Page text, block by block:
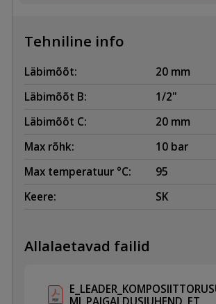
Tehniline info
Läbimõõt:
20 mm
Läbimõõt B:
1/2"
Läbimõõt C:
20 mm
Max rõhk:
10 bar
Max temperatuur °C:
95
Keere:
SK
Allalaetavad failid
MI_PAIGALDUSJUHEND_ET